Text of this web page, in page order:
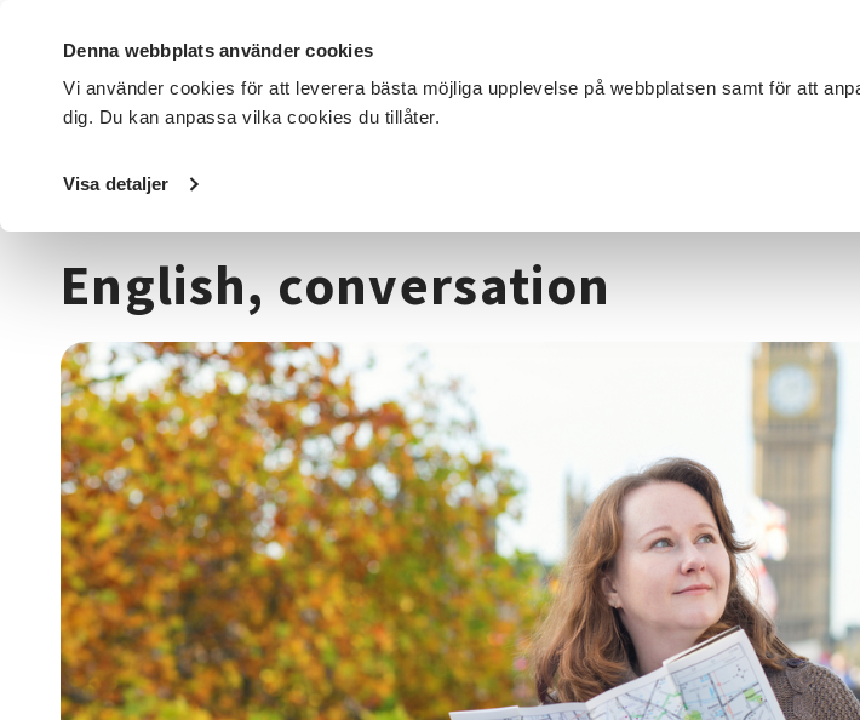
Denna webbplats använder cookies
Vi använder cookies för att leverera bästa möjliga upplevelse på webbplatsen samt för att
dig. Du kan anpassa vilka cookies du tillåter.
Visa detaljer
DET HÄR GÖR VI FÖR DIG SOM SÖK KURSER OCH EVENEMANG
Startsida / Kurser och evenemang
English, conversation